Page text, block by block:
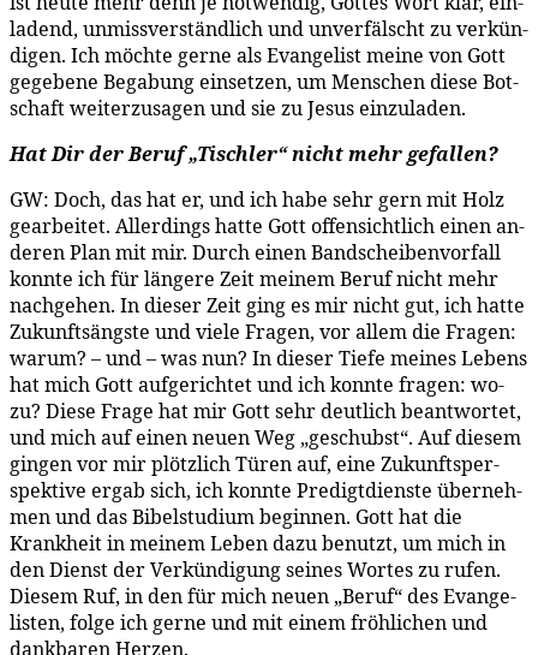
la­dend, un­miss­ver­ständ­lich und un­ver­fälscht zu ver­kün­
di­gen. Ich möch­te ger­ne als Evan­ge­list mei­ne von Gott
ge­ge­be­ne Be­ga­bung ein­set­zen, um Men­schen die­se Bot­
schaft wei­ter­zu­sa­gen und sie zu Je­sus einzuladen.
Hat Dir der Be­ruf „Tisch­ler“ nicht mehr gefallen?
GW: Doch, das hat er, und ich ha­be sehr gern mit Holz
ge­ar­bei­tet. Al­ler­dings hat­te Gott of­fen­sicht­lich ei­nen an­
de­ren Plan mit mir. Durch ei­nen Band­schei­ben­vor­fall
konn­te ich für län­ge­re Zeit mei­nem Be­ruf nicht mehr
nach­ge­hen. In die­ser Zeit ging es mir nicht gut, ich hat­te
Zu­kunfts­ängs­te und vie­le Fra­gen, vor al­lem die Fra­gen:
war­um? – und – was nun? In die­ser Tie­fe mei­nes Le­bens
hat mich Gott auf­ge­rich­tet und ich konn­te fra­gen: wo­
zu? Die­se Fra­ge hat mir Gott sehr deut­lich be­ant­wor­tet,
und mich auf ei­nen neu­en Weg „ge­schubst“. Auf die­sem
gin­gen vor mir plötz­lich Tü­ren auf, ei­ne Zu­kunfts­per­
spek­ti­ve er­gab sich, ich konn­te Pre­digt­diens­te über­neh­
men und das Bi­bel­stu­di­um be­gin­nen. Gott hat die
Krank­heit in mei­nem Le­ben da­zu be­nutzt, um mich in
den Dienst der Ver­kün­di­gung sei­nes Wor­tes zu ru­fen.
Die­sem Ruf, in den für mich neu­en „Be­ruf“ des Evan­ge­
lis­ten, fol­ge ich ger­ne und mit ei­nem fröh­li­chen und
dank­ba­ren Herzen.